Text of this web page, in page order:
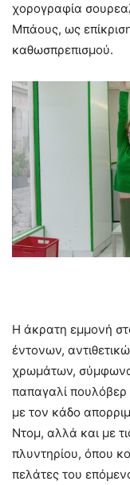
χορογραφία
Μπάους, ως
καθωσπρεπισμού.
Η άκρατη εμμονή
έντονων,
χρωμάτων,
παπαγαλί πουλόβερ
με τον κάδο
Ντομ, αλλά και με
πλυντηρίου, όπου
πελάτες του